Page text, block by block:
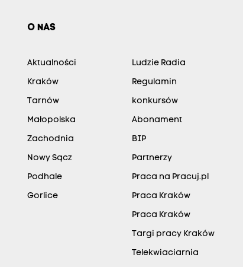
O NAS
Aktualności
Kraków
Tarnów
Małopolska
Zachodnia
Nowy Sącz
Podhale
Gorlice
Ludzie Radia
Regulamin
konkursów
Abonament
BIP
Partnerzy
Praca na Pracuj.pl
Praca Kraków
Praca Kraków
Targi pracy Kraków
Telekwiaciarnia